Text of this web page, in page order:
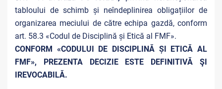
tabloului de schimb și neîndeplinirea obligațiilor de
organizarea meciului de către echipa gazdă, conform
art. 58.3 «Codul de Disciplină și Etică al FMF».
CONFORM «CODULUI DE DISCIPLINĂ ȘI ETICĂ AL
FMF», PREZENTA DECIZIE ESTE DEFINITIVĂ ŞI
IREVOCABILĂ.